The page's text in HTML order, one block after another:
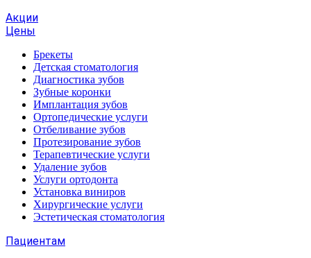
Акции
Цены
Брекеты
Детская стоматология
Диагностика зубов
Зубные коронки
Имплантация зубов
Ортопедические услуги
Отбеливание зубов
Протезирование зубов
Терапевтические услуги
Удаление зубов
Услуги ортодонта
Установка виниров
Хирургические услуги
Эстетическая стоматология
Пациентам